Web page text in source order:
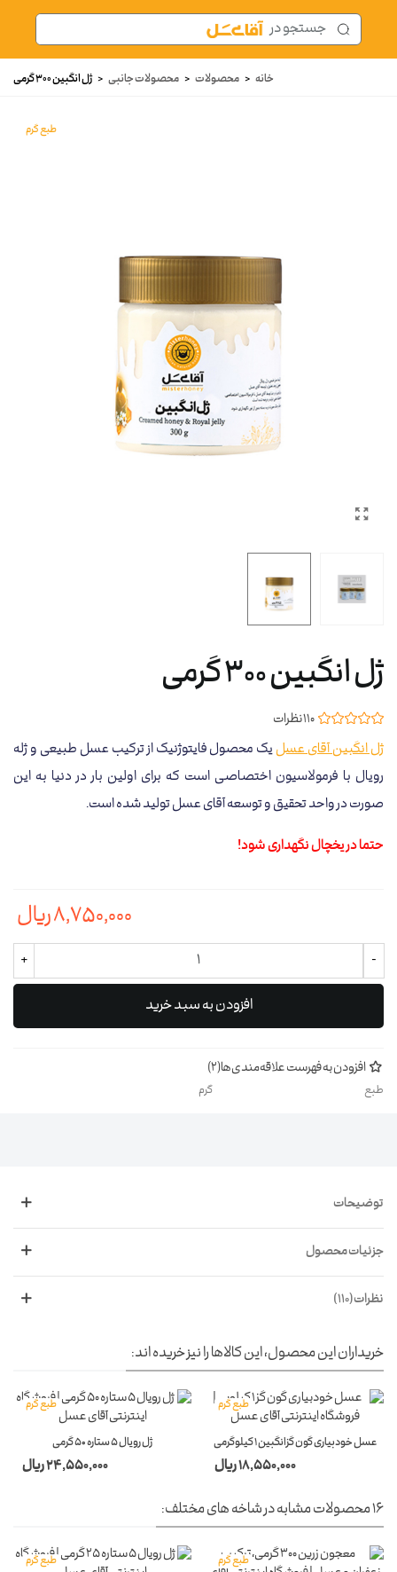
خانه < محصولات < محصولات جانبی < ژل انگبین 300 گرمی
طبع گرم
ژل انگبین 300 گرمی
110 نظرات
ژل انگبین آقای عسلیک محصول فایتوژنیک از ترکیب عسل طبیعی و ژله
رویال با فرمولاسیون اختصاصی است که برای اولین بار در دنیا به این
صورت در واحد تحقیق و توسعه آقای عسل تولید شده است.
حتما در یخچال نگهداری شود!
8,750,000 ریال
-
+
افزودن به سبد خرید
افزودن به فهرست علاقه‌مندی‌ها(
2
)
طبع گرم
توضیحات
جزئیات محصول
نظرات(110)
خریداران این محصول، این کالاها را نیز خریده اند:
طبع گرم
عسل خودبیاری گون گزانگبین 1 کیلوگرمی
18,550,000 ریال
طبع گرم
ژل رویال 5 ستاره 50 گرمی
24,550,000 ریال
16 محصولات مشابه در شاخه های مختلف:
طبع گرم طبع گرم